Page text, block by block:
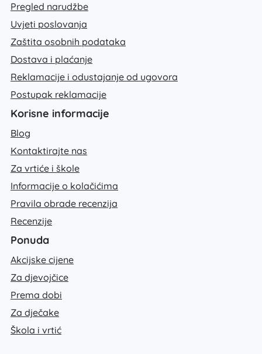
Pregled narudžbe
Uvjeti poslovanja
Zaštita osobnih podataka
Dostava i plaćanje
Reklamacije i odustajanje od ugovora
Postupak reklamacije
Korisne informacije
Blog
Kontaktirajte nas
Za vrtiće i škole
Informacije o kolačićima
Pravila obrade recenzija
Recenzije
Ponuda
Akcijske cijene
Za djevojčice
Prema dobi
Za dječake
Škola i vrtić